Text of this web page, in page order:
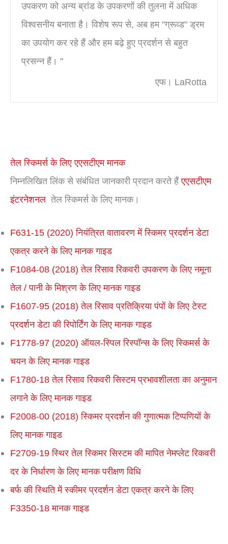
उपकरण को अन्य ब्रांड के उपकरणों की तुलना में अधिक
विश्वसनीय बनाता है। विशेष रूप से, अब हम "ग्रूव्ड" ड्रम
का उपयोग कर रहे हैं और हम बढ़े हुए प्रदर्शन से बहुत
प्रसन्न हैं। "
एफ। LaRotta
तेल स्किमर्स के लिए एएसटीएम मानक
निम्नलिखित लिंक से संबंधित जानकारी प्रदान करते हैंएएसटीएम
इंटरनेशनल तेल स्किमर्स के लिए मानक।
F631-15 (2020) नियंत्रित वातावरण में स्किमर प्रदर्शन डेटा
एकत्र करने के लिए मानक गाइड
F1084-08 (2018) तेल रिसाव रिकवरी उपकरण के लिए नमूना
तेल / पानी के मिश्रण के लिए मानक गाइड
F1607-95 (2018) तेल रिसाव प्रतिक्रिया पंपों के लिए टेस्ट
प्रदर्शन डेटा की रिपोर्टिंग के लिए मानक गाइड
F1778-97 (2020) ऑयल-स्पिल रिस्पॉन्स के लिए स्किमर्स के
चयन के लिए मानक गाइड
F1780-18 तेल रिसाव रिकवरी सिस्टम प्रभावशीलता का अनुमान
लगाने के लिए मानक गाइड
F2008-00 (2018) स्किमर प्रदर्शन की गुणात्मक टिप्पणियों के
लिए मानक गाइड
F2709-19 स्थिर तेल स्किमर सिस्टम की मापित नेमप्लेट रिकवरी
दर के निर्धारण के लिए मानक परीक्षण विधि
बर्फ की स्थिति में स्कीमर प्रदर्शन डेटा एकत्र करने के लिए
F3350-18 मानक गाइड